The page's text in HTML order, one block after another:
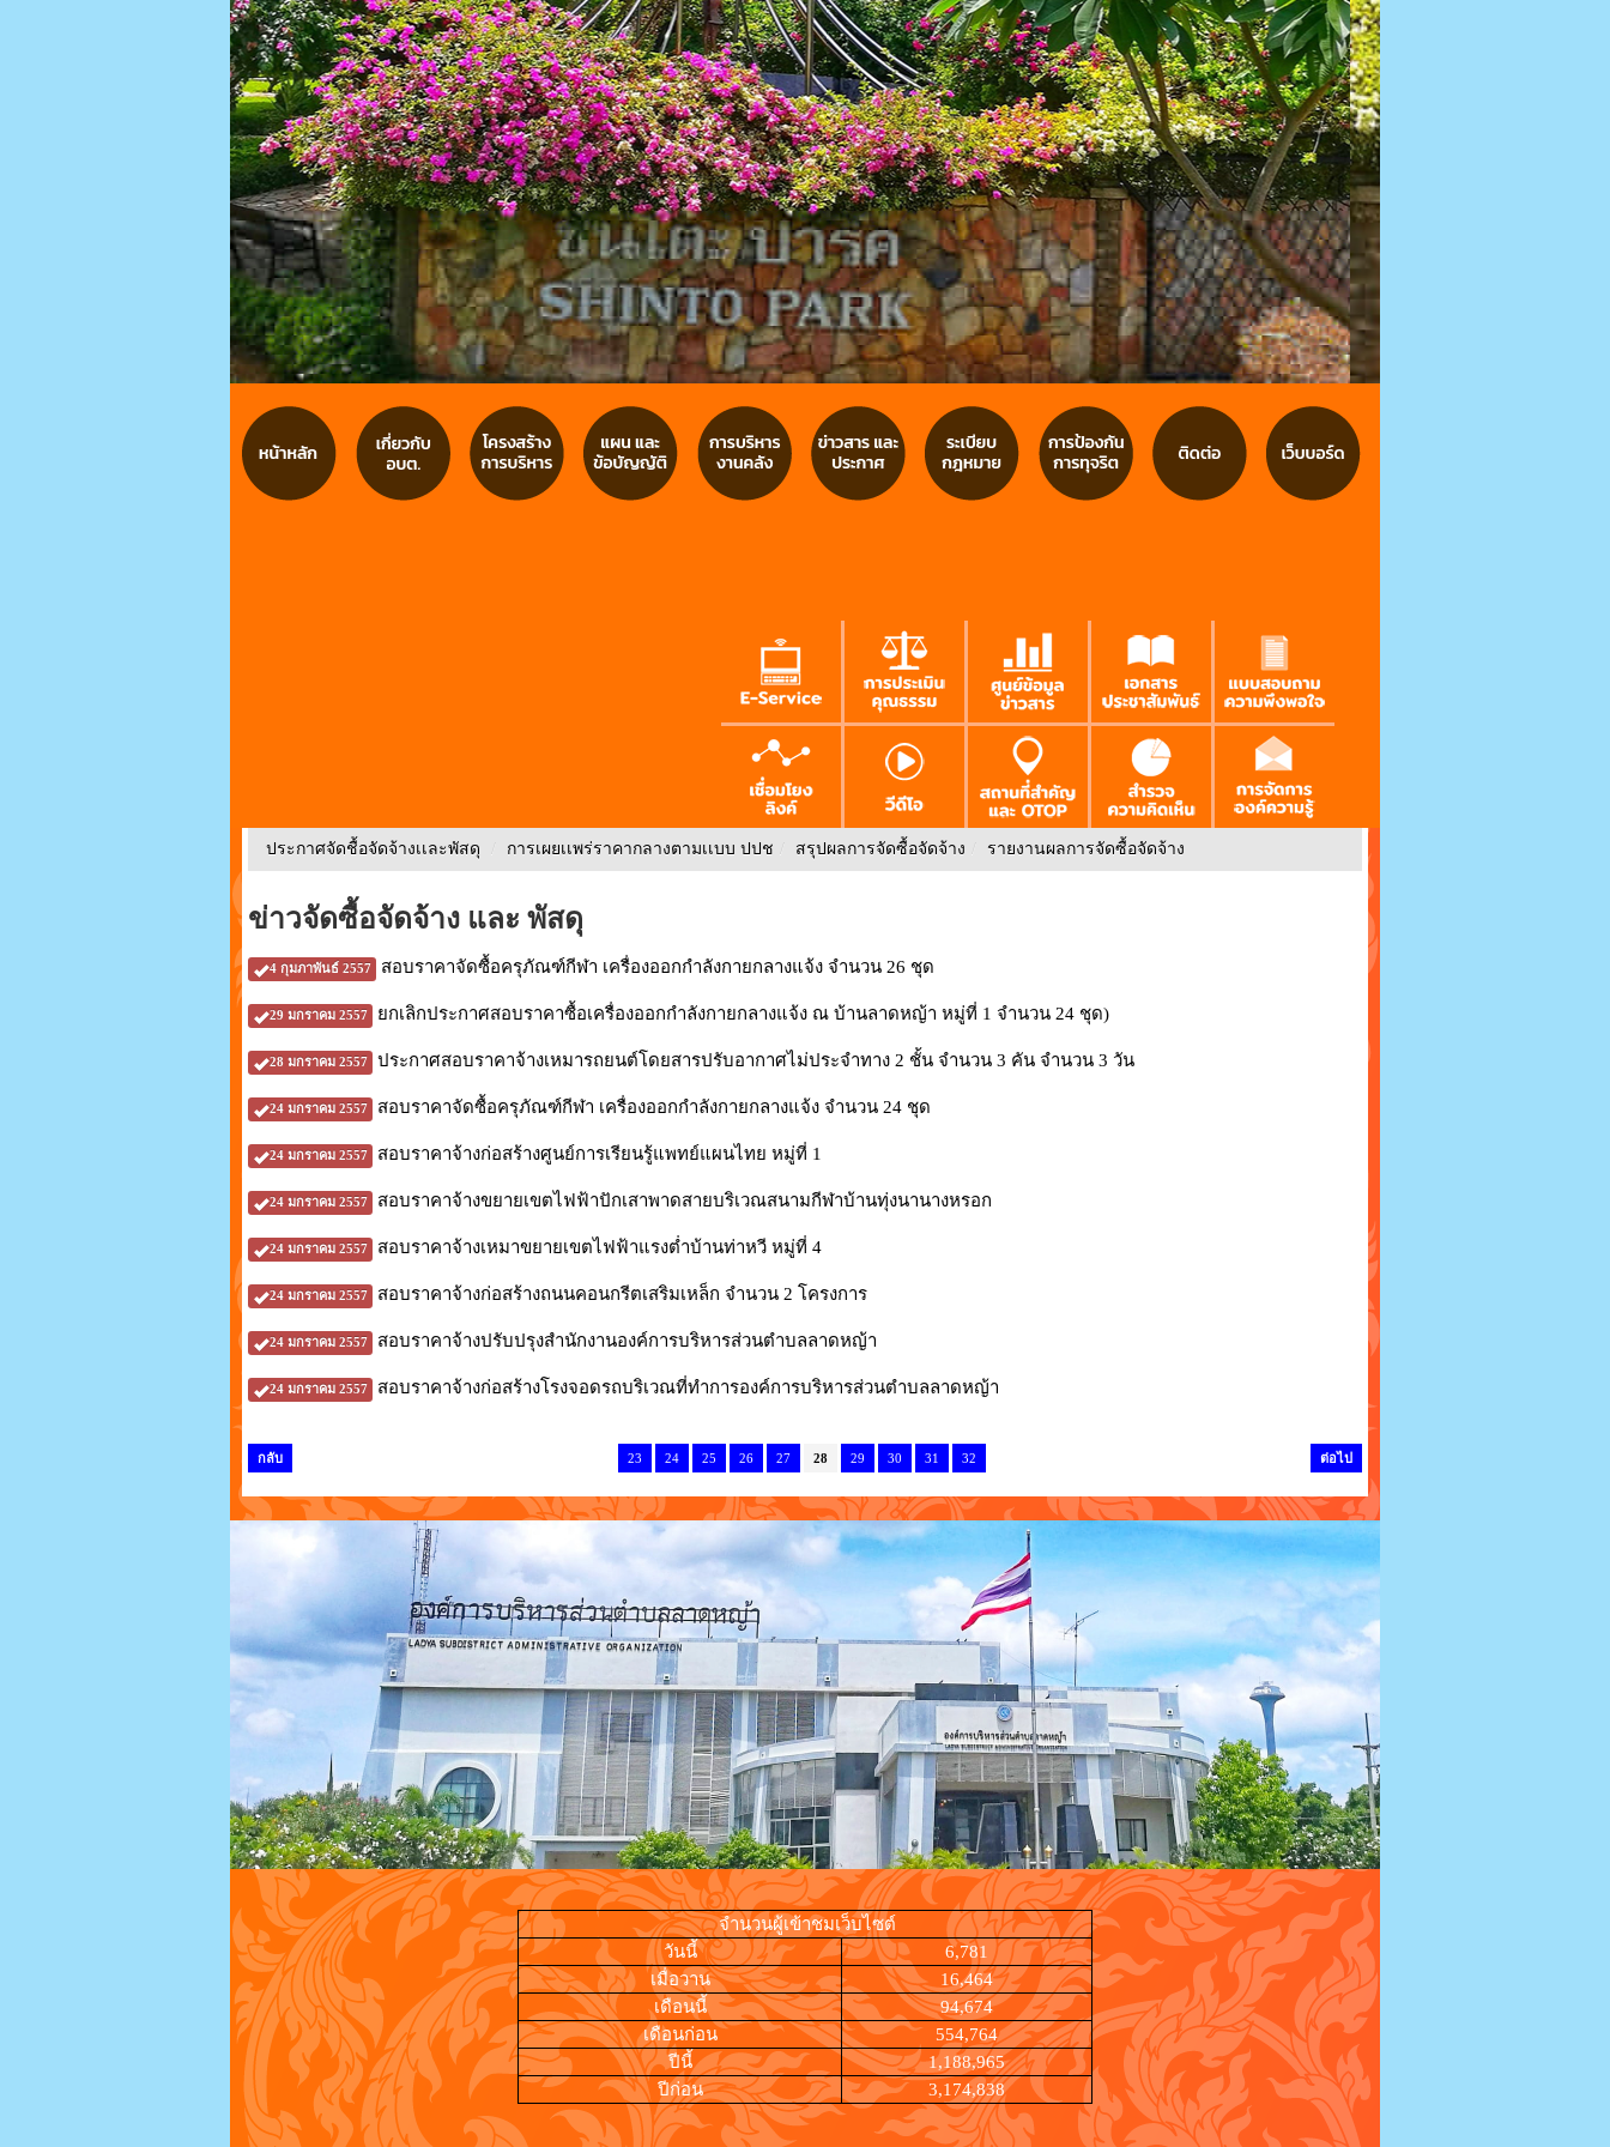
ประกาศจัดชื้อจัดจ้างเเละพัสดุ / การเผยเเพร่ราคากลางตามเเบบ ปปช / สรุปผลการจัดซื้อจัดจ้าง / รายงานผลการจัดซื้อจัดจ้าง
ข่าวจัดซื้อจัดจ้าง และ พัสดุ
4 กุมภาพันธ์ 2557 สอบราคาจัดซื้อครุภัณฑ์กีฬา เครื่องออกกำลังกายกลางแจ้ง จำนวน 26 ชุด
29 มกราคม 2557 ยกเลิกประกาศสอบราคาซื้อเครื่องออกกำลังกายกลางแจ้ง ณ บ้านลาดหญ้า หมู่ที่ 1 จำนวน 24 ชุด)
28 มกราคม 2557 ประกาศสอบราคาจ้างเหมารถยนต์โดยสารปรับอากาศไม่ประจำทาง 2 ชั้น จำนวน 3 คัน จำนวน 3 วัน
24 มกราคม 2557 สอบราคาจัดซื้อครุภัณฑ์กีฬา เครื่องออกกำลังกายกลางแจ้ง จำนวน 24 ชุด
24 มกราคม 2557 สอบราคาจ้างก่อสร้างศูนย์การเรียนรู้แพทย์แผนไทย หมู่ที่ 1
24 มกราคม 2557 สอบราคาจ้างขยายเขตไฟฟ้าปักเสาพาดสายบริเวณสนามกีฬาบ้านทุ่งนานางหรอก
24 มกราคม 2557 สอบราคาจ้างเหมาขยายเขตไฟฟ้าแรงต่ำบ้านท่าหวี หมู่ที่ 4
24 มกราคม 2557 สอบราคาจ้างก่อสร้างถนนคอนกรีตเสริมเหล็ก จำนวน 2 โครงการ
24 มกราคม 2557 สอบราคาจ้างปรับปรุงสำนักงานองค์การบริหารส่วนตำบลลาดหญ้า
24 มกราคม 2557 สอบราคาจ้างก่อสร้างโรงจอดรถบริเวณที่ทำการองค์การบริหารส่วนตำบลลาดหญ้า
กลับ 23 24 25 26 27 28 29 30 31 32 ต่อไป
จำนวนผู้เข้าชมเว็บไซต์
วันนี้
6,781
เมื่อวาน
16,464
เดือนนี้
94,674
เดือนก่อน
554,764
ปีนี้
1,188,965
ปีก่อน
3,174,838